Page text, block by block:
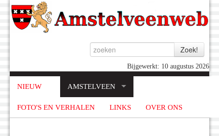
Bijgewerkt: 10 augustus 2026
NIEUW AMSTELVEEN
FOTO'S EN VERHALEN LINKS OVER ONS